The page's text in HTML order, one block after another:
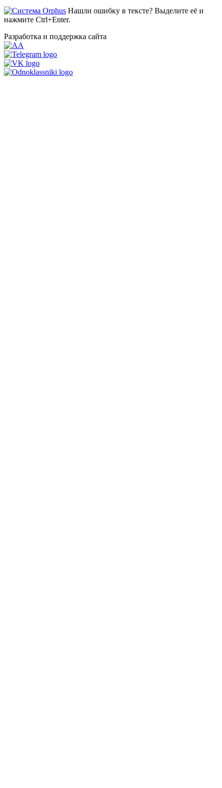
Нашли ошибку в тексте? Выделите её и
нажмите Ctrl+Enter.
Разработка и поддержка сайта